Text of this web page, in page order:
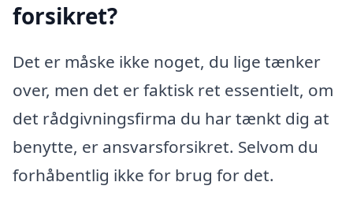
forsikret?
Det er måske ikke noget, du lige tænker
over, men det er faktisk ret essentielt, om
det rådgivningsfirma du har tænkt dig at
benytte, er ansvarsforsikret. Selvom du
forhåbentlig ikke for brug for det.